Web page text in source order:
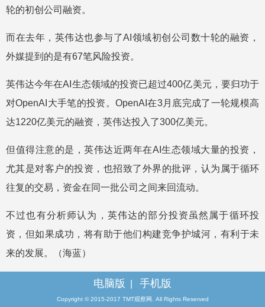
轮的初创公司融资。
而在去年，英伟达也参与了AI领域初创公司数十轮的融资，
外媒提到的是有67笔风险投资。
英伟达今年在AI生态领域的投资已超过400亿美元，要归功于
对OpenAI大手笔的投资。OpenAI在3月底完成了一轮规模高
达1220亿美元的融资，英伟达投入了300亿美元。
但值得注意的是，英伟达近两年在AI生态领域大量的投资，
尤其是对客户的投资，也招致了外界的批评，认为属于循环
往复的交易，资金在同一批公司之间来回流动。
不过也有分析师认为，英伟达的部分投资虽然属于循环投
资，但如果成功，将有助于他们构建竞争护城河，有利于未
来的发展。（海蓝）
电脑版 手机版
Copyright © 2015-2017 TMT观察网. All Rights Reserved